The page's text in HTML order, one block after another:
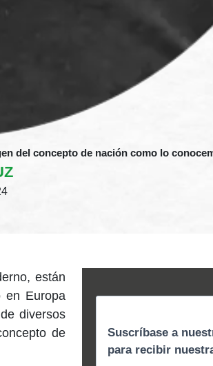
del concepto de nación como lo
están
en Europa
diversos
de